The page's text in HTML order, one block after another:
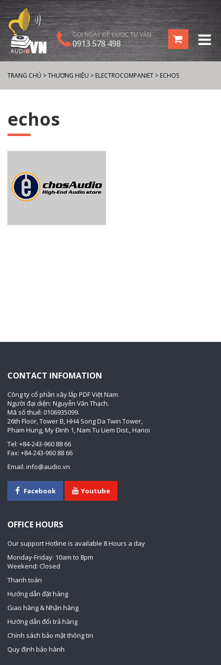
GỌI NGAY ĐỂ ĐƯỢC TƯ VẤN
0913 578 498
TRANG CHỦ >THƯƠNG HIỆU > ELECTROCOMPANIET > ECHOS
echos
CONTACT INFOMATION
Công ty cổ phần xây lắp PDF Việt Nam.
Người đại diện: Nguyễn Văn Thạch.
Mã số thuế: 0106935099.
26th Floor, Tower B, HH4 Song Da Twin Tower,
Pham Hung, My Đinh 1, Nam Tu Liem Dist., Hanoi
Tel: +84-243-960 88 66
Fax: +84-243-960 88 66
Email: info@audio.vn
Facebook Youtube
OFFICE HOURS
Our support Hotline is available 8 Hours a day
Monday-Friday: 10am to 8pm
Weekend: Closed
Thanh toán
Hướng dẫn đặt hàng
Giao hàng & Nhận hàng
Hướng dẫn đổi trả hàng
Chính sách bảo mật thông tin
Quy định bảo hành